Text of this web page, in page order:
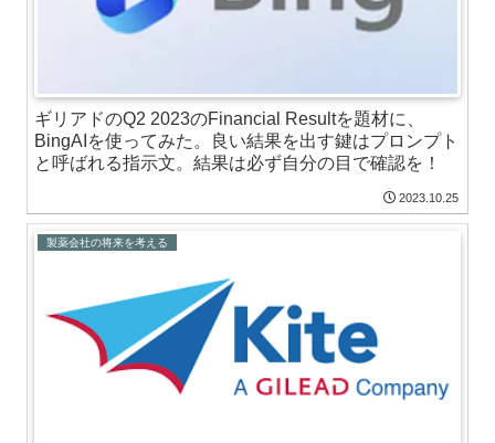
ギリアドのQ2 2023のFinancial Resultを題材に、
BingAIを使ってみた。良い結果を出す鍵はプロンプト
と呼ばれる指示文。結果は必ず自分の目で確認を！
2023.10.25
製薬会社の将来を考える